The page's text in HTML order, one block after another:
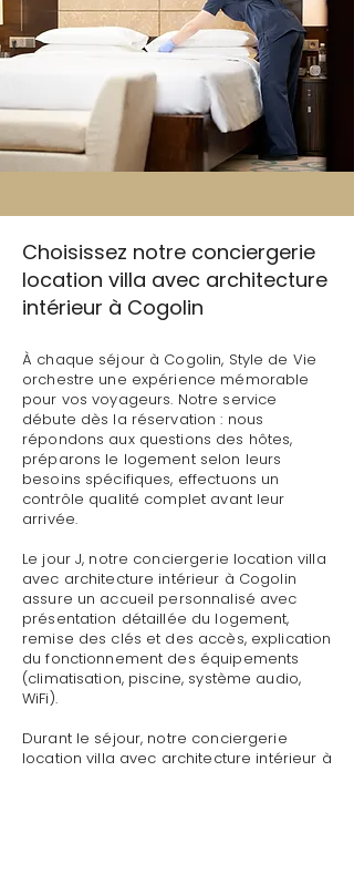
Choisissez notre conciergerie
location villa avec architecture
intérieur à Cogolin
À chaque séjour à Cogolin, Style de Vie
orchestre une expérience mémorable
pour vos voyageurs. Notre service
débute dès la réservation : nous
répondons aux questions des hôtes,
préparons le logement selon leurs
besoins spécifiques, effectuons un
contrôle qualité complet avant leur
arrivée.
Le jour J, notre conciergerie location villa
avec architecture intérieur à Cogolin
assure un accueil personnalisé avec
présentation détaillée du logement,
remise des clés et des accès, explication
du fonctionnement des équipements
(climatisation, piscine, système audio,
WiFi).
Durant le séjour, notre conciergerie
location villa avec architecture intérieur à